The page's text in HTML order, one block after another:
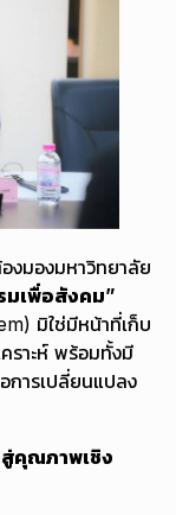
มองมหาวิทยาลัย
มเพื่อสังคม”
มิใช่มีหน้าที่เก็บ
ราะห์ พร้อมทั้งมี
การเปลี่ยนแปลง
สู่คุณภาพเชิง